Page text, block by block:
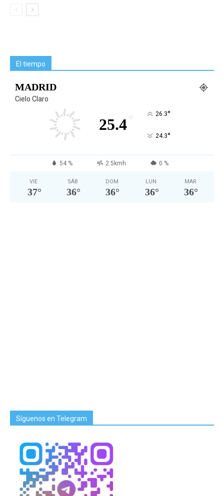
El tiempo
MADRID
Cielo Claro
25.4° 26.3°
24.3°
54 % 2.5kmh 0 %
VIE
37°
SÁB
36°
DOM
36°
LUN
36°
MAR
36°
Síguenos en Telegram